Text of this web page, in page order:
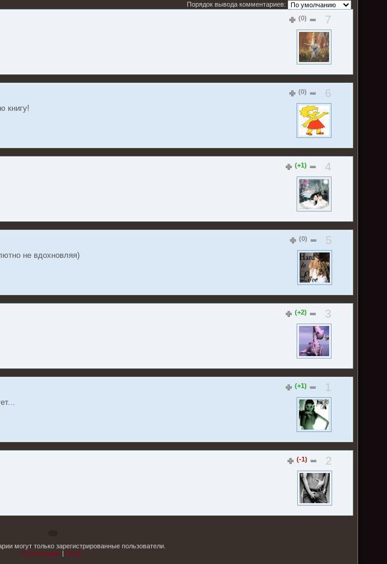
Порядок вывода комментариев:
7
(0)
6
(0)
книгу!
4
(+1)
5
(0)
не вдохновляя)
3
(+2)
1
(+1)
2
(-1)
могут только зарегистрированные пользователи.
Регистрация | Вход